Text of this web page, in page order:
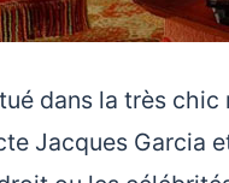
dans la très
Jacques Garcia